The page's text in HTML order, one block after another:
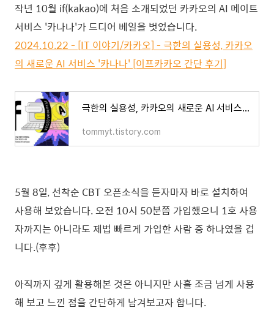
작년 10월 if(kakao)에 처음 소개되었던 카카오의 AI 메이트
서비스 '카나나'가 드디어 베일을 벗었습니다.
2024.10.22 - [IT 이야기/카카오] - 극한의 실용성, 카카오
의 새로운 AI 서비스 '카나나' [이프카카오 간단 후기]
극한의 실용성, 카카오의 새로운 AI 서비스 '카나나' [이프카카오 간단 후기]
tommyt.tistory.com
5월 8일, 선착순 CBT 오픈소식을 듣자마자 바로 설치하여
사용해 보았습니다. 오전 10시 50분쯤 가입했으니 1호 사용
자까지는 아니라도 제법 빠르게 가입한 사람 중 하나였을 겁
니다.(후후)
아직까지 깊게 활용해본 것은 아니지만 사흘 조금 넘게 사용
해 보고 느낀 점을 간단하게 남겨보고자 합니다.